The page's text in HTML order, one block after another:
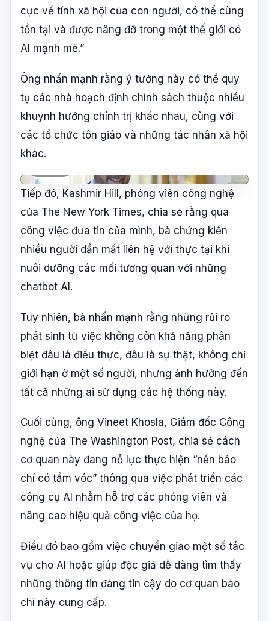
cực về tính xã hội của con người, có thể cùng
tồn tại và được nâng đỡ trong một thế giới có
AI mạnh mẽ.”
Ông nhấn mạnh rằng ý tưởng này có thể quy
tụ các nhà hoạch định chính sách thuộc nhiều
khuynh hướng chính trị khác nhau, cùng với
các tổ chức tôn giáo và những tác nhân xã hội
khác.
Phát video
Tiếp đó, Kashmir Hill, phóng viên công nghệ
của The New York Times, chia sẻ rằng qua
công việc đưa tin của mình, bà chứng kiến
nhiều người dần mất liên hệ với thực tại khi
nuôi dưỡng các mối tương quan với những
chatbot AI.
Tuy nhiên, bà nhấn mạnh rằng những rủi ro
phát sinh từ việc không còn khả năng phân
biệt đâu là điều thực, đâu là sự thật, không chỉ
giới hạn ở một số người, nhưng ảnh hưởng đến
tất cả những ai sử dụng các hệ thống này.
Cuối cùng, ông Vineet Khosla, Giám đốc Công
nghệ của The Washington Post, chia sẻ cách
cơ quan này đang nỗ lực thực hiện “nền báo
chí có tầm vóc” thông qua việc phát triển các
công cụ AI nhằm hỗ trợ các phóng viên và
nâng cao hiệu quả công việc của họ.
Điều đó bao gồm việc chuyển giao một số tác
vụ cho AI hoặc giúp độc giả dễ dàng tìm thấy
những thông tin đáng tin cậy do cơ quan báo
chí này cung cấp.